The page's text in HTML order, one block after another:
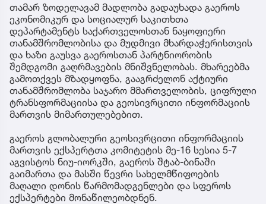
თამარ ზოდელავამ მადლობა გადაუხადა გაეროს
ეკონომიკურ და სოციალურ საკითხთა
დეპარტამენტს საქართველოსთან ნაყოფიერი
თანამშრომლობისა და მუდმივი მხარდაჭერისთვის
და ხაზი გაუსვა გაეროსთან პარტნიორობის
შემდგომი გაღრმავების მნიშვნელობას. მხარეებმა
გამოთქვეს მზადყოფნა, გააგრძელონ აქტიური
თანამშრომლობა საჯარო მმართველობის, ციფრული
ტრანსფორმაციისა და გეოსივრცითი ინფორმაციის
მართვის მიმართულებებით.
გაეროს გლობალური გეოსივრცითი ინფორმაციის
მართვის ექსპერტთა კომიტეტის მე-16 სესია 5-7
აგვისტოს ნიუ-იორკში, გაეროს შტაბ-ბინაში
გაიმართა და მასში წევრი სახელმწიფოების
მაღალი დონის წარმომადგენლები და სფეროს
ექსპერტები მონაწილეობდნენ.